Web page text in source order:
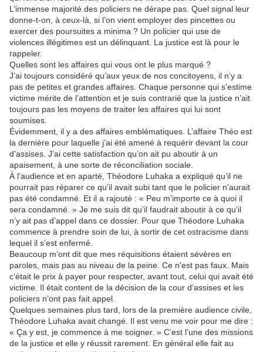
L’immense majorité des policiers ne dérape pas. Quel signal leur
donne-t-on, à ceux-là, si l’on vient employer des pincettes ou
exercer des poursuites a minima ? Un policier qui use de
violences illégitimes est un délinquant. La justice est là pour le
rappeler.
Quelles sont les affaires qui vous ont le plus marqué ?
J’ai toujours considéré qu’aux yeux de nos concitoyens, il n’y a
pas de petites et grandes affaires. Chaque personne qui s’estime
victime mérite de l’attention et je suis contrarié que la justice n’ait
toujours pas les moyens de traiter les affaires qui lui sont
soumises.
Évidemment, il y a des affaires emblématiques. L’affaire Théo est
la dernière pour laquelle j’ai été amené à requérir devant la cour
d’assises. J’ai cette satisfaction qu’on ait pu aboutir à un
apaisement, à une sorte de réconciliation sociale.
À l’audience et en aparté, Théodore Luhaka a expliqué qu’il ne
pourrait pas réparer ce qu’il avait subi tant que le policier n’aurait
pas été condamné. Et il a rajouté : « Peu m’importe ce à quoi il
sera condamné. » Je me suis dit qu’il faudrait aboutir à ce qu’il
n’y ait pas d’appel dans ce dossier. Pour que Théodore Luhaka
commence à prendre soin de lui, à sortir de cet ostracisme dans
lequel il s’est enfermé.
Beaucoup m’ont dit que mes réquisitions étaient sévères en
paroles, mais pas au niveau de la peine. Ce n'est pas faux. Mais
c’était le prix à payer pour respecter, avant tout, celui qui avait été
victime. Il était content de la décision de la cour d’assises et les
policiers n’ont pas fait appel.
Quelques semaines plus tard, lors de la première audience civile,
Théodore Luhaka avait changé. Il est venu me voir pour me dire :
« Ça y est, je commence à me soigner. » C’est l’une des missions
de la justice et elle y réussit rarement. En général elle fait au